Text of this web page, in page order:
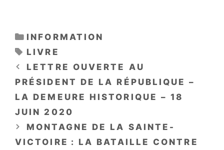
CATÉGORIES
INFORMATION
ÉTIQUETTES
LIVRE
LETTRE OUVERTE AU
PRÉSIDENT DE LA RÉPUBLIQUE –
LA DEMEURE HISTORIQUE – 18
JUIN 2020
MONTAGNE DE LA SAINTE-
VICTOIRE : LA BATAILLE CONTRE